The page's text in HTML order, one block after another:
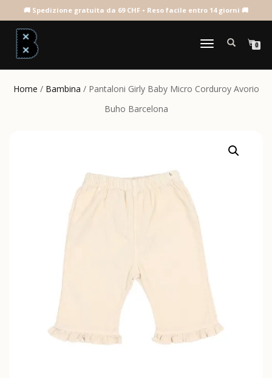
NAVIGAZIONE
0
Home / Bambina / Pantaloni Girly Baby Micro Corduroy Avorio
Buho Barcelona